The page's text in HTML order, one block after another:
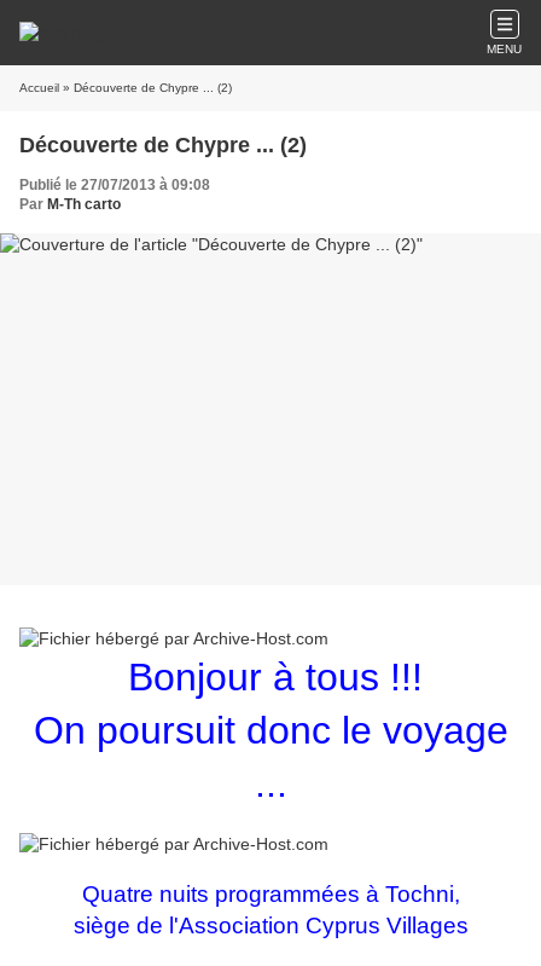
MENU
Accueil » Découverte de Chypre ... (2)
Découverte de Chypre ... (2)
Publié le 27/07/2013 à 09:08
Par M-Th carto
Bonjour à tous !!!
On poursuit donc le voyage
...
Quatre nuits programmées à Tochni,
siège de l'Association Cyprus Villages